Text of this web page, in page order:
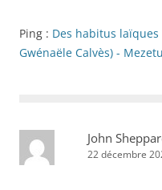
Ping : Des habitus
Gwénaële Calvès) -
John
22 décembre